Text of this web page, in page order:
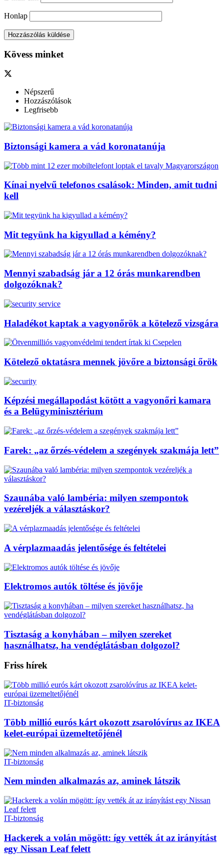
Honlap
Kövess minket
Népszerű
Hozzászólások
Legfrisebb
Biztonsági kamera a vád koronatanúja
Kínai nyelvű telefonos csalások: Minden, amit tudni
kell
Mit tegyünk ha kigyullad a kémény?
Mennyi szabadság jár a 12 órás munkarendben
dolgozóknak?
Haladékot kaptak a vagyonőrök a kötelező vizsgára
Kötelező oktatásra mennek jövőre a biztonsági őrök
Képzési megállapodást kötött a vagyonőri kamara
és a Belügyminisztérium
Farek: „az őrzés-védelem a szegények szakmája lett”
Szaunába való lambéria: milyen szempontok
vezéreljék a választáskor?
A vérplazmaadás jelentősége és feltételei
Elektromos autók töltése és jövője
Tisztaság a konyhában – milyen szereket
használhatsz, ha vendéglátásban dolgozol?
Friss hírek
IT-biztonság
Több millió eurós kárt okozott zsarolóvírus az IKEA
kelet-európai üzemeltetőjénél
IT-biztonság
Nem minden alkalmazás az, aminek látszik
IT-biztonság
Hackerek a volán mögött: így vették át az irányítást
egy Nissan Leaf felett